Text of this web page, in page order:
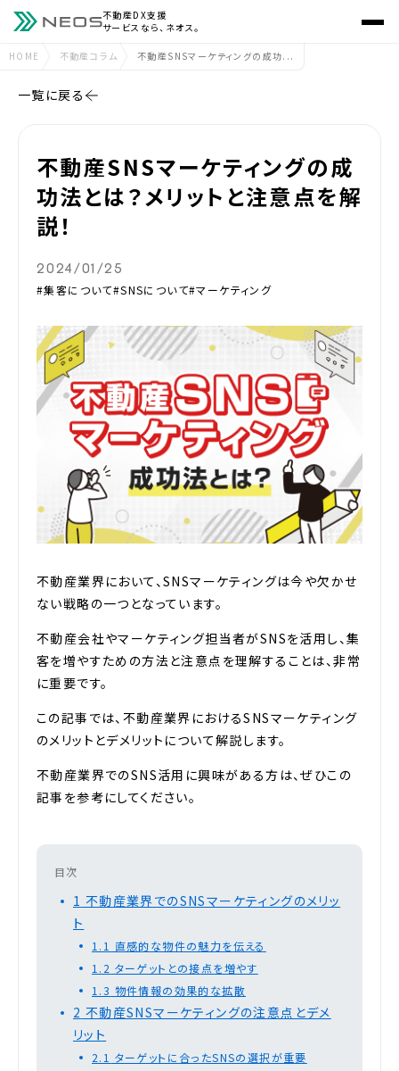
不動産DX支援
サービスなら、ネオス。
HOME 不動産コラム 不動産SNSマーケティングの成功...
一覧に戻る
不動産SNSマーケティングの成
功法とは？メリットと注意点を解
説！
2024/01/25
#集客について#SNSについて#マーケティング
不動産業界において、SNSマーケティングは今や欠かせ
ない戦略の一つとなっています。
不動産会社やマーケティング担当者がSNSを活用し、集
客を増やすための方法と注意点を理解することは、非常
に重要です。
この記事では、不動産業界におけるSNSマーケティング
のメリットとデメリットについて解説します。
不動産業界でのSNS活用に興味がある方は、ぜひこの
記事を参考にしてください。
目次
1 不動産業界でのSNSマーケティングのメリッ
ト
1.1 直感的な物件の魅力を伝える
1.2 ターゲットとの接点を増やす
1.3 物件情報の効果的な拡散
2 不動産SNSマーケティングの注意点とデメ
リット
2.1 ターゲットに合ったSNSの選択が重要